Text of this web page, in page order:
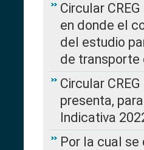
Circular
en donde el
del estudio
de transporte
Circular
presenta,
Indicativa
Por la cual